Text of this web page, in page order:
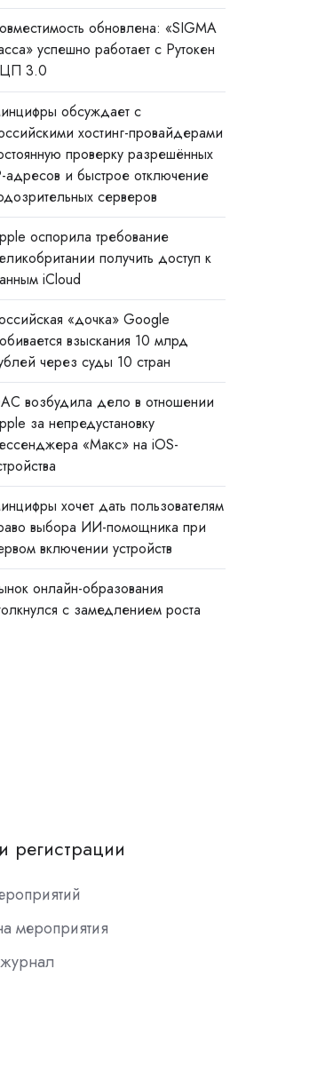
обновлена: «SIGMA
успешно работает с Рутокен
3.0
обсуждает с
хостинг-провайдерами
проверку разрешённых
адресов и быстрое отключение
серверов
оспорила требование
получить доступ к
iCloud
«дочка» Google
взыскания 10 млрд
через суды 10 стран
возбудила дело в отношении
за непредустановку
«Макс» на iOS-
хочет дать пользователям
выбора ИИ-помощника при
включении устройств
онлайн-образования
с замедлением роста
регистрации
мероприятия